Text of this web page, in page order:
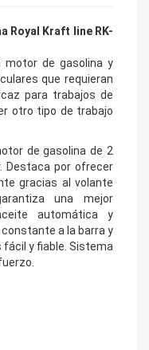
Royal Kraft line RK-
motor de gasolina y
que requieran
para trabajos de
otro tipo de trabajo
de gasolina de 2
Destaca por ofrecer
gracias al volante
una mejor
automática y
a la barra y
y fiable. Sistema